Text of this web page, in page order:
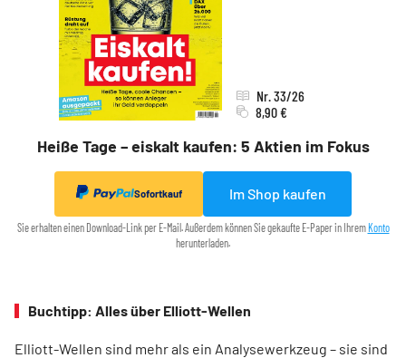
Heiße Tage – eiskalt kaufen: 5 Aktien im Fokus
Nr. 33/26
8,90 €
Sofortkauf Im Shop kaufen
Sie erhalten einen Download-Link per E-Mail. Außerdem können Sie gekaufte E-Paper in Ihrem Konto
herunterladen.
Buchtipp: Alles über Elliott-Wellen
Elliott-Wellen sind mehr als ein Analysewerkzeug – sie sind